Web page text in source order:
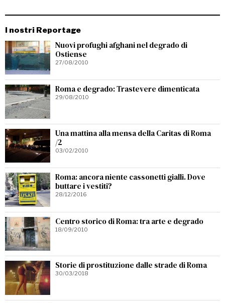
I nostri Reportage
Nuovi profughi afghani nel degrado di
Ostiense
27/08/2010
Roma e degrado: Trastevere dimenticata
29/08/2010
Una mattina alla mensa della Caritas di Roma
/2
03/02/2010
Roma: ancora niente cassonetti gialli. Dove
buttare i vestiti?
28/12/2016
Centro storico di Roma: tra arte e degrado
18/09/2010
Storie di prostituzione dalle strade di Roma
30/03/2018